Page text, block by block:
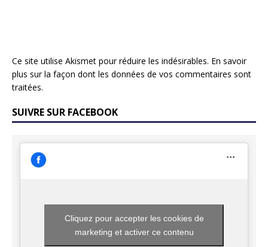
Ce site utilise Akismet pour réduire les indésirables. En savoir
plus sur la façon dont les données de vos commentaires sont
traitées.
SUIVRE SUR FACEBOOK
Cliquez pour accepter les cookies de
marketing et activer ce contenu